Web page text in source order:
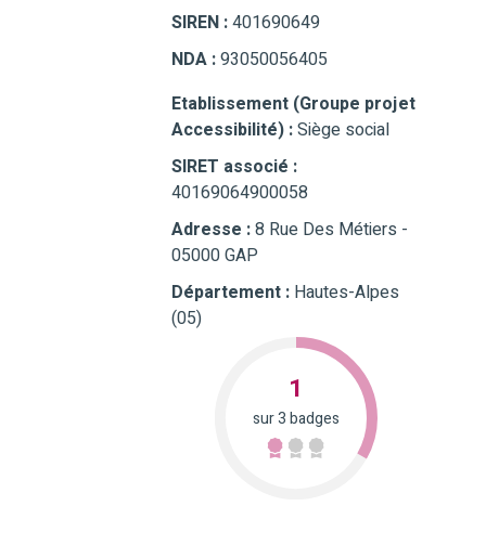
SIREN :401690649
NDA :93050056405
Etablissement (Groupe projet
Accessibilité) :Siège social
SIRET associé :
40169064900058
Adresse :8 Rue Des Métiers -
05000 GAP
Département : Hautes-Alpes
(05)
1
sur 3 badges